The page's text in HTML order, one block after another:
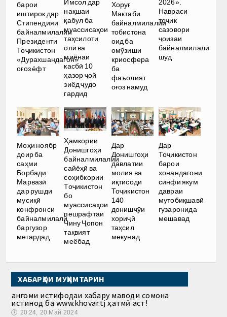
барои
иштирок дар
Стипендияи
байналмилалии
Президенти
Тоҷикистон
«Дурахшандагон»
оғоз ёфт
Имсол дар
нақшаи
қабул ба
муассисаҳои
таҳсилоти
олӣ ва
миёнаи
касбӣ 10
ҳазор ҷой
зиёд ҷудо
гардид
Хоруғ
Мактаби
байналмилалии
тобистона
оид ба
омӯзиши
криосфера
ба
фаъолият
оғоз намуд
2026».
Навраси
тоҷик
сазовори
ҷоизаи
байналмилалӣ
шуд
Моҳи ноябр
доир ба
саҳми
Борбади
Марвазӣ
дар рушди
мусиқӣ
конфронси
байналмилалӣ
баргузор
мегардад
Ҳамкории
Донишгоҳи
байналмилалии
сайёҳӣ ва
соҳибкории
Тоҷикистон
бо
муассисаҳои
пешрафтаи
Чину Ҷопон
тақвият
меёбад
Дар
Донишгоҳи
давлатии
молия ва
иқтисоди
Тоҷикистон
140
донишҷӯи
хориҷӣ
таҳсил
мекунад
Дар
Тоҷикистон
барои
хонандагони
синфи якум
давраи
мутобиқшавӣ
гузаронида
мешавад
ХАБАРҲОИ МУҲИМТАРИН
Ҳангоми истифодаи хабару маводи сомона
истинод ба www.khovar.tj ҳатмӣ аст!
🕔 20:24, 20.Май 2024